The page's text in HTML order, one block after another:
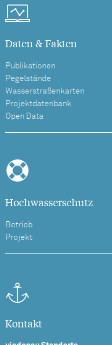
Daten & Fakten
Publikationen
Pegelstände
Wasserstraßenkarten
Projektdatenbank
Open Data
Hochwasserschutz
Betrieb
Projekt
Kontakt